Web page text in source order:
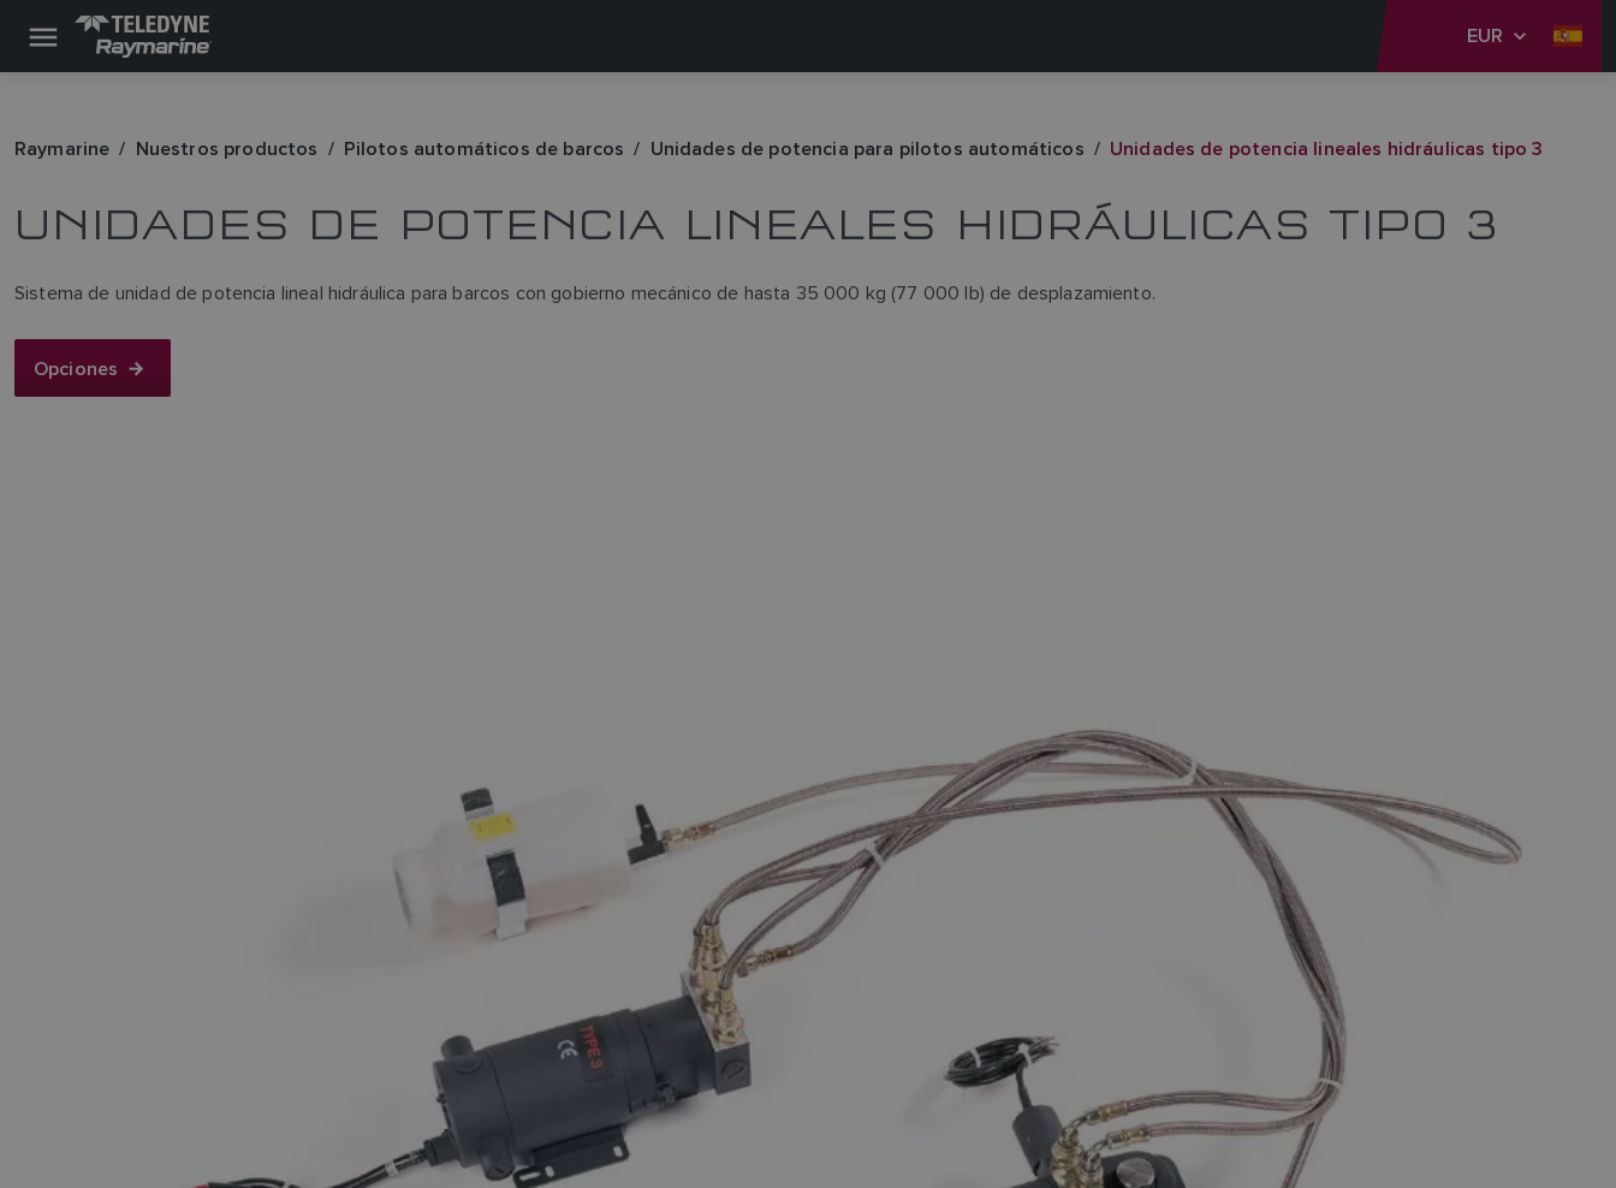
EUR
Raymarine Nuestros productos Pilotos automáticos de barcos Unidades de potencia para pilotos automáticos Unidades de potencia lineales hidráulicas tipo 3
UNIDADES DE POTENCIA LINEALES HIDRÁULICAS TIPO 3
Sistema de unidad de potencia lineal hidráulica para barcos con gobierno mecánico de hasta 35 000 kg (77 000 lb) de desplazamiento.
Opciones